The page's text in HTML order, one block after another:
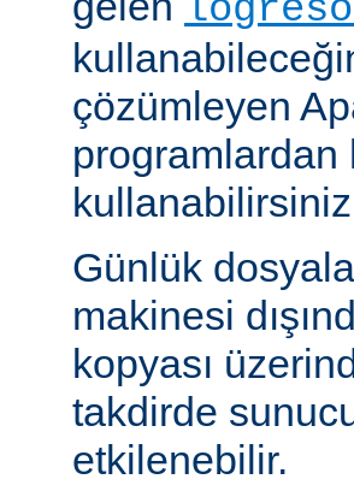
çözümleyen
Günlük
makinesi
kopyası
takdirde
etkilenebilir.